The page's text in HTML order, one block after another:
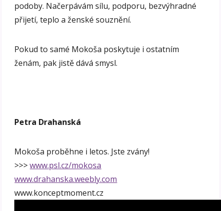
podoby. Načerpávám sílu, podporu, bezvýhradné
přijetí, teplo a ženské souznění.
Pokud to samé Mokoša poskytuje i ostatním
ženám, pak jistě dává smysl.
Petra Drahanská
Mokoša proběhne i letos. Jste zvány!
>>>www.psl.cz/mokosa
www.drahanska.weebly.com
www.konceptmoment.cz